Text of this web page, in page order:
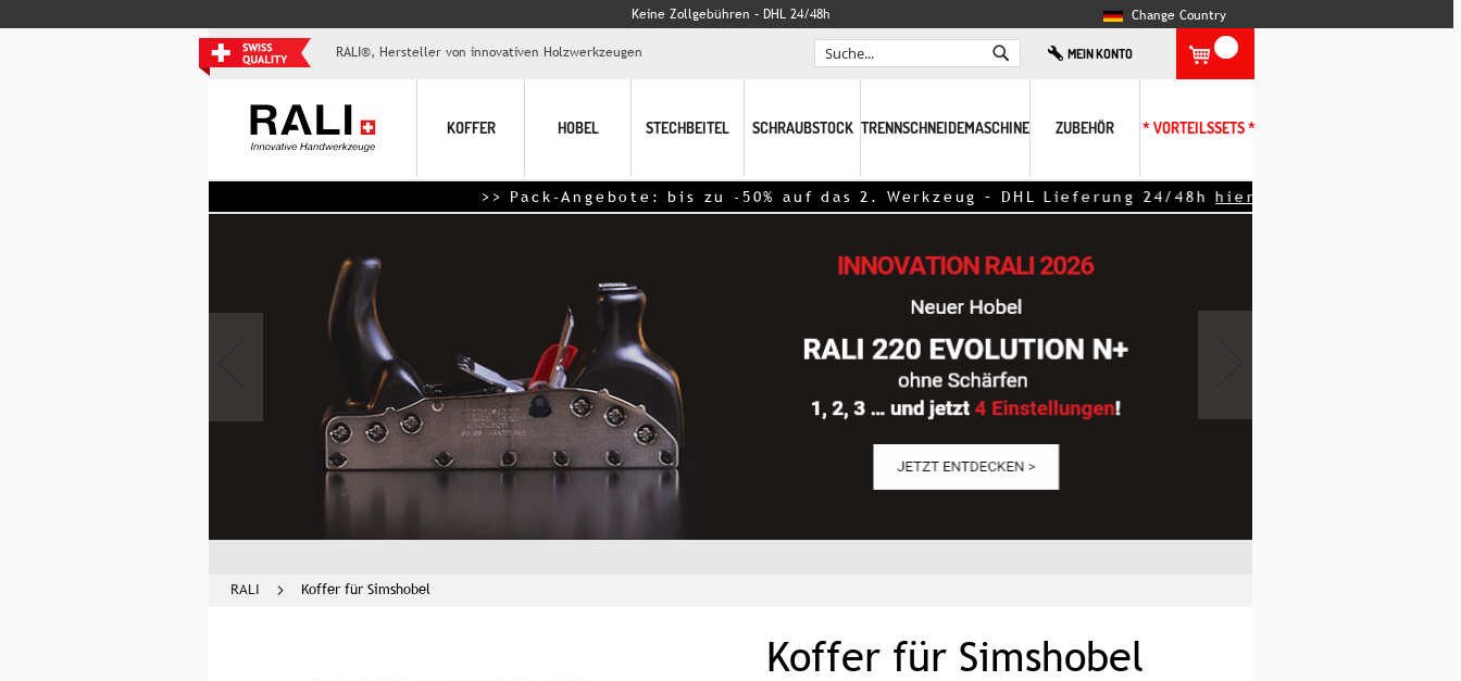
Keine Zollgebühren – DHL 24/48h Change Country
RALI®, Hersteller von innovativen Holzwerkzeugen
Search
MEIN KONTO
KOFFER HOBEL STECHBEITEL SCHRAUBSTOCK TRENNSCHNEIDEMASCHINE ZUBEHÖR * VORTEILSSETS *
>> Pack-Angebote: bis zu -50% auf das 2. Werkzeug – DHL Lieferung 24/48hhier klicken!<<
RALI Koffer für Simshobel
Koffer für Simshobel